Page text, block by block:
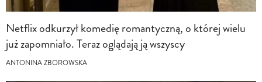
Netflix odkurzył komedię romantyczną, o której wielu
już zapomniało. Teraz oglądają ją wszyscy
ANTONINA ZBOROWSKA